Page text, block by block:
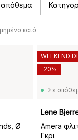
κατά
Ø
Σε
Lene
Amera
Γκρι
WEEKEND
-20%